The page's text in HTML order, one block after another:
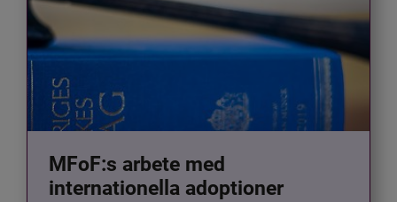
MFoF:s arbete med
internationella adoptioner